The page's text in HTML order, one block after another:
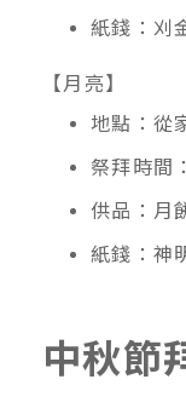
紙錢：刈
【月亮】
地點：從
祭拜時間
供品：月
紙錢：神
中秋節